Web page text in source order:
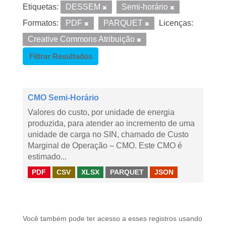
Etiquetas: DESSEM
Semi-horário
Formatos:
PDF PARQUET
Licenças:
Creative Commons Atribuição
Filtrar Resultados
CMO Semi-Horário
Valores do custo, por unidade de energia
produzida, para atender ao incremento de uma
unidade de carga no SIN, chamado de Custo
Marginal de Operação – CMO. Este CMO é
estimado...
PDF CSV XLSX PARQUET JSON
Você também pode ter acesso a esses registros usando